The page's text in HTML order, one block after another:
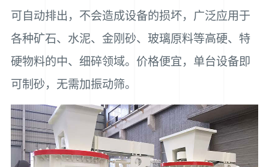
可自动排出，不会造成设备的损坏，广泛应用于
各种矿石、水泥、金刚砂、玻璃原料等高硬、特
硬物料的中、细碎领域。价格便宜，单台设备即
可制砂，无需加振动筛。